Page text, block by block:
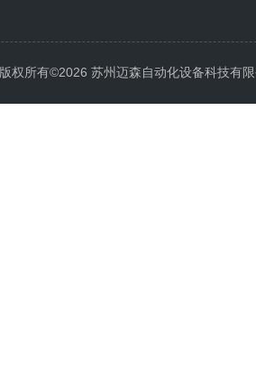
版权所有©2026 苏州迈森自动化设备科技有